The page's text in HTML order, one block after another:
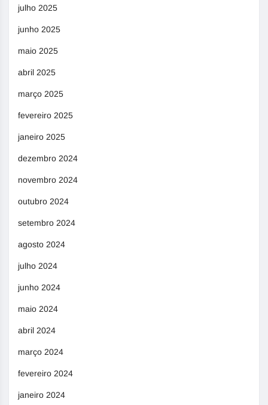
julho 2025
junho 2025
maio 2025
abril 2025
março 2025
fevereiro 2025
janeiro 2025
dezembro 2024
novembro 2024
outubro 2024
setembro 2024
agosto 2024
julho 2024
junho 2024
maio 2024
abril 2024
março 2024
fevereiro 2024
janeiro 2024